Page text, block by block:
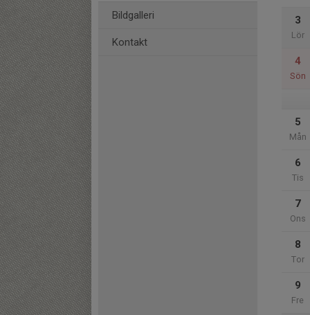
Bildgalleri
Kontakt
3
Lör
4
Sön
5
Mån
6
Tis
7
Ons
8
Tor
9
Fre